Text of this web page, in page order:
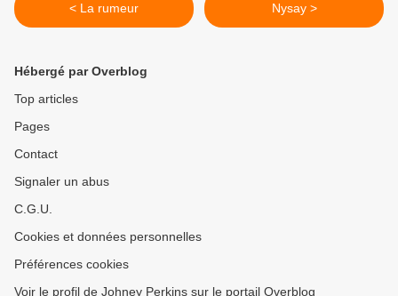
< La rumeur Nysay >
Hébergé par Overblog
Top articles
Pages
Contact
Signaler un abus
C.G.U.
Cookies et données personnelles
Préférences cookies
Voir le profil de Johney Perkins sur le portail Overblog